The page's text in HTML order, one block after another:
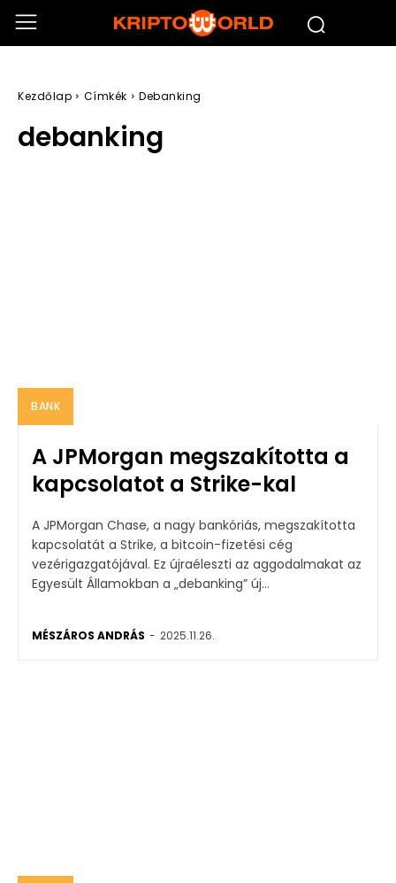
Kezdőlap Címkék Debanking
debanking
BANK
A JPMorgan megszakította a
kapcsolatot a Strike-kal
A JPMorgan Chase, a nagy bankóriás, megszakította
kapcsolatát a Strike, a bitcoin-fizetési cég
vezérigazgatójával. Ez újraéleszti az aggodalmakat az
Egyesült Államokban a „debanking” új...
MÉSZÁROS ANDRÁS - 2025.11.26.